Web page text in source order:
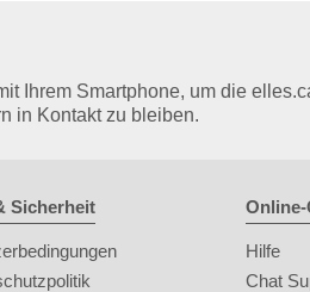
Ihrem Smartphone, um die
in Kontakt zu bleiben.
Sicherheit
Hilfe
Chat